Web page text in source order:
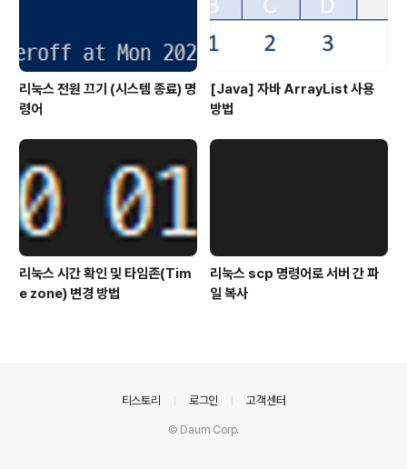
리눅스 전원 끄기 (시스템 종료) 명
령어
[Java] 자바 ArrayList 사용
방법
리눅스 시간 확인 및 타임존(Tim
e zone) 변경 방법
리눅스 scp 명령어로 서버 간 파
일 복사
티스토리 로그인 고객센터
© Daum Corp.